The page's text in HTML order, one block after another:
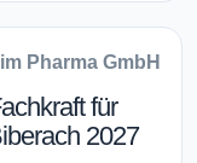
Pharma GmbH
für
2027